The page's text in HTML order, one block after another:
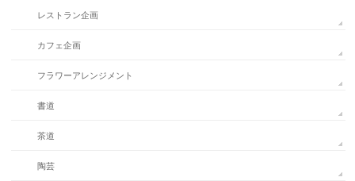
レストラン企画
カフェ企画
フラワーアレンジメント
書道
茶道
陶芸